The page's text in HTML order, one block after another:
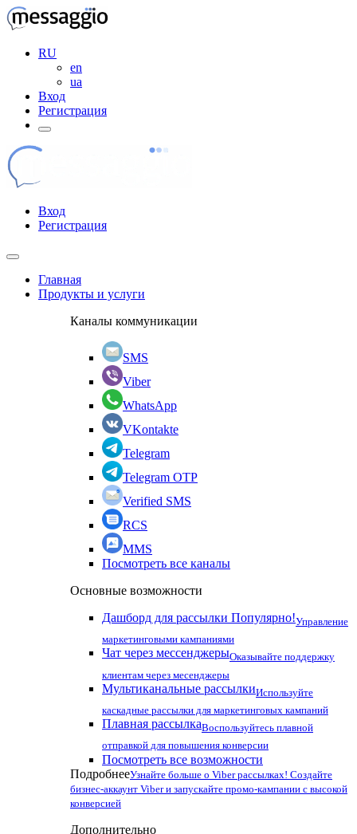
RU
en
ua
Вход
Регистрация
Вход
Регистрация
Главная
Продукты и услуги
Каналы коммуникации
SMS
Viber
WhatsApp
VKontakte
Telegram
Telegram OTP
Verified SMS
RCS
MMS
Посмотреть все каналы
Основные возможности
Дашборд для рассылки Популярно!Управление
маркетинговыми кампаниями
Чат через мессенджерыОказывайте поддержку
клиентам через месенджеры
Мультиканальные рассылкиИспользуйте
каскадные рассылки для маркетинговых кампаний
Плавная рассылкаВоспользуйтесь плавной
отправкой для повышения конверсии
Посмотреть все возможности
ПодробнееУзнайте больше о Viber рассылках! Создайте
бизнес-аккаунт Viber и запускайте промо-кампании с высокой
конверсией
Дополнительно